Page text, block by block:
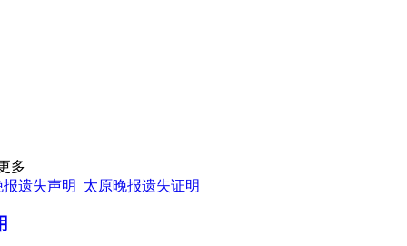
多
遗失声明_太原晚报遗失证明